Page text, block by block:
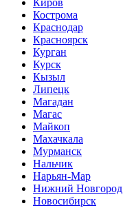
Киров
Кострома
Краснодар
Красноярск
Курган
Курск
Кызыл
Липецк
Магадан
Магас
Майкоп
Махачкала
Мурманск
Нальчик
Нарьян-Мар
Нижний Новгород
Новосибирск